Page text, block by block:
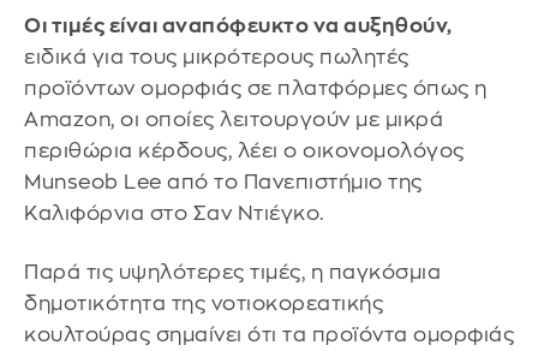
Οι τιμές είναι αναπόφευκτο να αυξηθούν,
ειδικά για τους μικρότερους πωλητές
προϊόντων ομορφιάς σε πλατφόρμες όπως η
Amazon, οι οποίες λειτουργούν με μικρά
περιθώρια κέρδους, λέει ο οικονομολόγος
Munseob Lee από το Πανεπιστήμιο της
Καλιφόρνια στο Σαν Ντιέγκο.
Παρά τις υψηλότερες τιμές, η παγκόσμια
δημοτικότητα της νοτιοκορεατικής
κουλτούρας σημαίνει ότι τα προϊόντα ομορφιάς